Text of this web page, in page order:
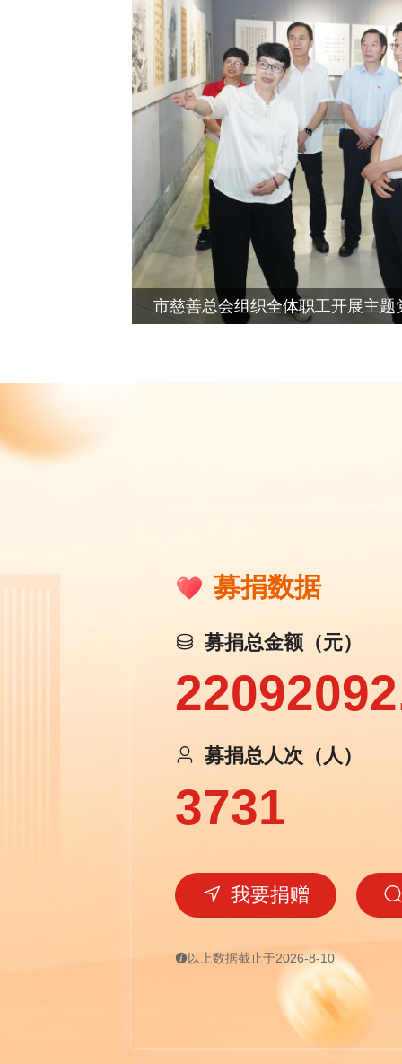
募捐数据
募捐总金额（元）
募捐总人次（人）
3731
我要捐赠
以上数据截止于2026-8-10